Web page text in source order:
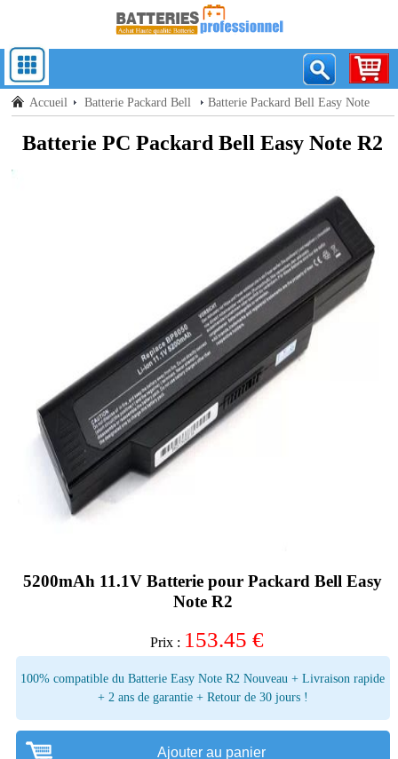
Accueil Batterie Packard Bell Batterie Packard Bell Easy Note
Batterie PC Packard Bell Easy Note R2
5200mAh 11.1V Batterie pour Packard Bell Easy
Note R2
Prix : 153.45€
100% compatible du Batterie Easy Note R2 Nouveau + Livraison rapide
+ 2 ans de garantie + Retour de 30 jours !
Ajouter au panier